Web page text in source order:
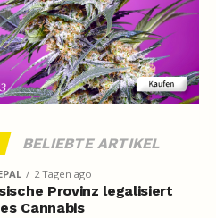
BELIEBTE ARTIKEL
2 Tagen ago
Provinz legalisiert
Cannabis